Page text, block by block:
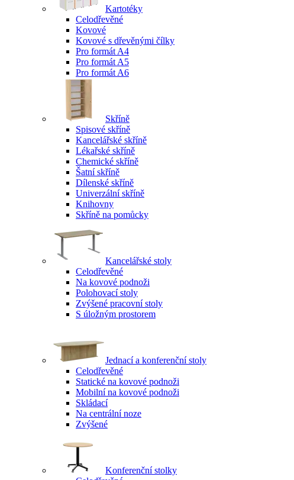
Kartotéky
Celodřevěné
Kovové
Kovové s dřevěnými čílky
Pro formát A4
Pro formát A5
Pro formát A6
Skříně
Spisové skříně
Kancelářské skříně
Lékařské skříně
Chemické skříně
Šatní skříně
Dílenské skříně
Univerzální skříně
Knihovny
Skříně na pomůcky
Kancelářské stoly
Celodřevěné
Na kovové podnoži
Polohovací stoly
Zvýšené pracovní stoly
S úložným prostorem
Jednací a konferenční stoly
Celodřevěné
Statické na kovové podnoži
Mobilní na kovové podnoži
Skládací
Na centrální noze
Zvýšené
Konferenční stolky